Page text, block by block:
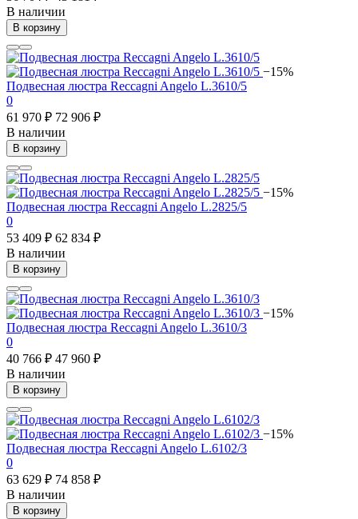
В наличии
В корзину
−15%
Подвесная люстра Reccagni Angelo L.3610/5
0
61 970 ₽ 72 906 ₽
В наличии
В корзину
−15%
Подвесная люстра Reccagni Angelo L.2825/5
0
53 409 ₽ 62 834 ₽
В наличии
В корзину
−15%
Подвесная люстра Reccagni Angelo L.3610/3
0
40 766 ₽ 47 960 ₽
В наличии
В корзину
−15%
Подвесная люстра Reccagni Angelo L.6102/3
0
63 629 ₽ 74 858 ₽
В наличии
В корзину